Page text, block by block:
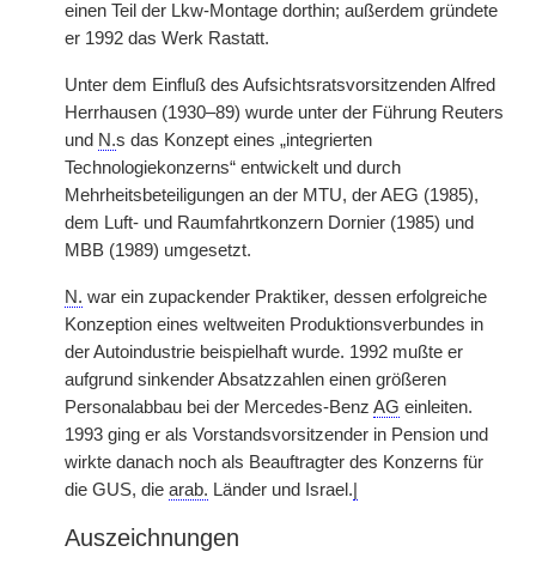
einen Teil der Lkw-Montage dorthin; außerdem gründete
er 1992 das Werk Rastatt.
Unter dem Einfluß des Aufsichtsratsvorsitzenden Alfred
Herrhausen (1930–89) wurde unter der Führung Reuters
und N.s das Konzept eines „integrierten
Technologiekonzerns“ entwickelt und durch
Mehrheitsbeteiligungen an der MTU, der AEG (1985),
dem Luft- und Raumfahrtkonzern Dornier (1985) und
MBB (1989) umgesetzt.
N. war ein zupackender Praktiker, dessen erfolgreiche
Konzeption eines weltweiten Produktionsverbundes in
der Autoindustrie beispielhaft wurde. 1992 mußte er
aufgrund sinkender Absatzzahlen einen größeren
Personalabbau bei der Mercedes-Benz AG einleiten.
1993 ging er als Vorstandsvorsitzender in Pension und
wirkte danach noch als Beauftragter des Konzerns für
die GUS, die arab. Länder und Israel.
Auszeichnungen